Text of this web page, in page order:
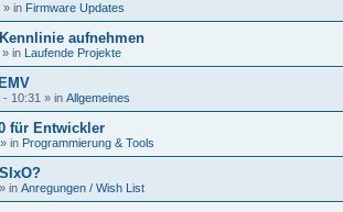
» in Firmware Updates
aufnehmen
» in Laufende Projekte
- 10:31 » in Allgemeines
für Entwickler
» in Programmierung & Tools
» in Anregungen / Wish List